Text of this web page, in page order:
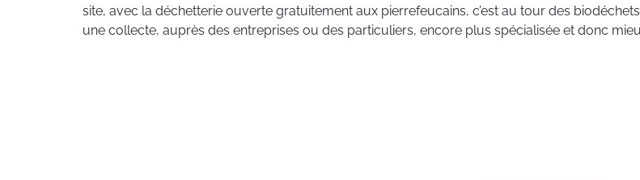
site, avec la déchetterie ouverte gratuitement aux pierrefeucains, c’est au tour des
une collecte, auprès des entreprises ou des particuliers, encore plus spécialisée et donc